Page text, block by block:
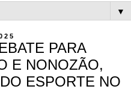
▼
PARA
E NONOZÃO,
ESPORTE NO